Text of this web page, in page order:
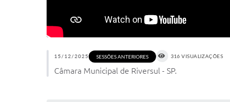
15/12/2025 SESSÕES ANTERIORES 316 VISUALIZAÇÕES
Câmara Municipal de Riversul - SP.